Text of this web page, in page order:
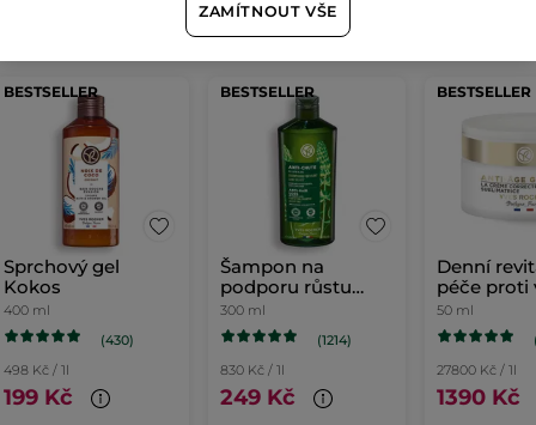
nejprodávanější produkty
BESTSELLER
Sprchový gel
Kokos
400 ml
(430)
498 Kč / 1l
199 Kč
BESTSELLER
Šampon na
podporu růstu
vlasů
300 ml
(1214)
830 Kč / 1l
249 Kč
BESTSELLER
Denní
péče proti
50 ml
27800 Kč / 1l
1390 Kč
ZAMÍTNOUT VŠE